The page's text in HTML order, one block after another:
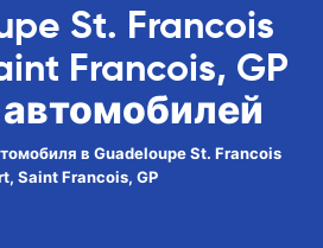
St. Francois
Francois, GP
в Guadeloupe St. Francois
Saint Francois, GP